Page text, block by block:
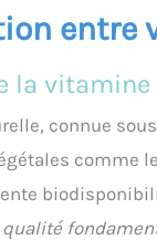
entre
la
connue
comme
qualité